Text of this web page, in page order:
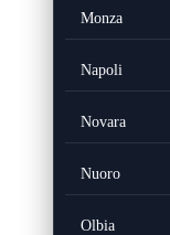
Monza
Napoli
Novara
Nuoro
Olbia